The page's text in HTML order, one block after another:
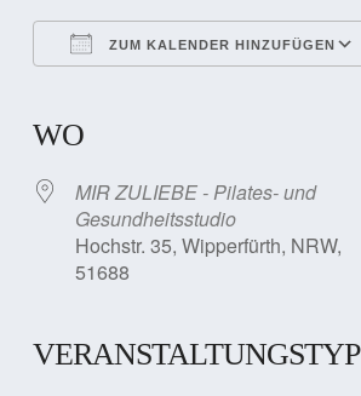
ZUM KALENDER HINZUFÜGEN
WO
MIR ZULIEBE - Pilates- und
Gesundheitsstudio
Hochstr. 35, Wipperfürth, NRW,
51688
VERANSTALTUNGSTYP